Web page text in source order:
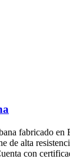
fabricado en
de alta
con